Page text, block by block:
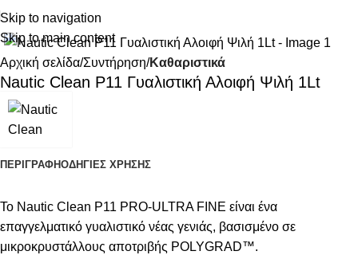
Skip to navigation
Skip to main content
Κάντε κλικ για μεγέθυνση
Αρχική σελίδα Συντήρηση Καθαριστικά
Nautic Clean P11 Γυαλιστική Αλοιφή Ψιλή 1Lt
ΠΕΡΙΓΡΑΦΉΟΔΗΓΙΕΣ ΧΡΗΣΗΣ
Το Nautic Clean P11 PRO-ULTRA FINE είναι ένα
επαγγελματικό γυαλιστικό νέας γενιάς, βασισμένο σε
μικροκρυστάλλους αποτριβής POLYGRAD™.